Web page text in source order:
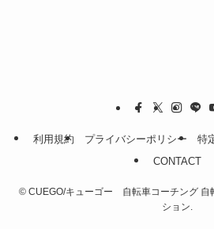
利用規約 プライバシーポリシー
特
CONTACT
©CUEGO/キューゴー 自転車コーチング 自
ション.